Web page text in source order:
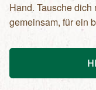
Hand. Tausche
gemeinsam, für ein